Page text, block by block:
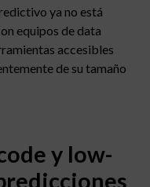
ya no está
equipos de data
accesibles
de su tamaño
y low-